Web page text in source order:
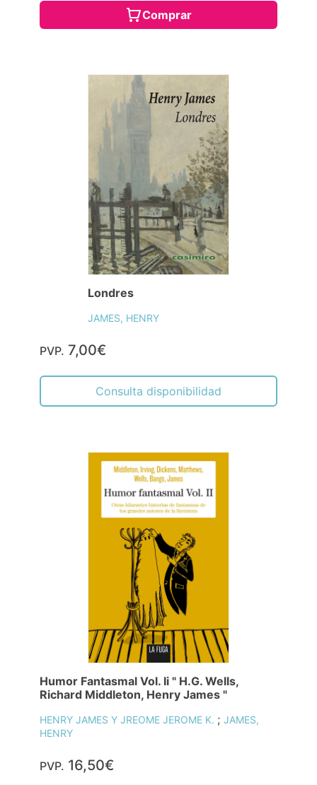
Comprar
Londres
JAMES, HENRY
PVP. 7,00€
Consulta disponibilidad
Humor Fantasmal Vol. Ii " H.G. Wells,
Richard Middleton, Henry James "
HENRY JAMES Y JREOME JEROME K. ; JAMES,
HENRY
PVP. 16,50€